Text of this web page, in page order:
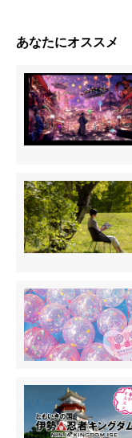
あなたにオススメ